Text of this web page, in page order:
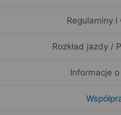
Regulaminy i
Rozkład jazdy /
Informacje o